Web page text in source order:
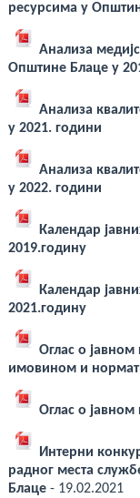
ресурсима у
Анализа
Општине Блаце у
Анализа
у 2021. години
Анализа
у 2022. години
Календар
2019.годину
Календар
2021.годину
Оглас о
имовином и
Оглас о
Интерни
радног места
Блаце - 19.02.2021